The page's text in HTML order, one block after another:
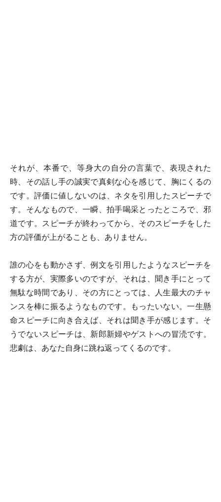
それが、本番で、等身大の自分の言葉で、表現された
時、その話し手の誠実で真剣な心を感じて、胸にくるの
です。評価に値しないのは、ネタを引用したスピーチで
す。そんなもので、一瞬、拍手喝采とったところで、邪
道です。スピーチが終わってから、そのスピーチをした
方の評価が上がることも、ありません。
誰の心をも動かさず、例文を引用したようなスピーチを
する方が、実際多いのですが、それは、聞き手にとって
無駄な時間であり、その方にとっては、人生最大のチャ
ンスを棒に振るようなものです。もったいない。一生懸
命スピーチに向き合えば、それは聞き手が感じます。そ
うでないスピーチは、新郎新婦やゲストへの冒涜です。
悲劇は、あなた自身に跳ね返ってくるのです。